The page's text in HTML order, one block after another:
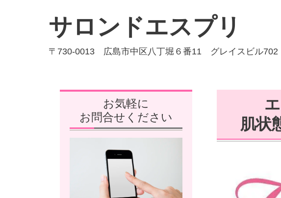
サロンドエスプリ
〒730-0013 広島市中区八丁堀６番11 グレイスビル702
肌状
お気軽に
お問合せください